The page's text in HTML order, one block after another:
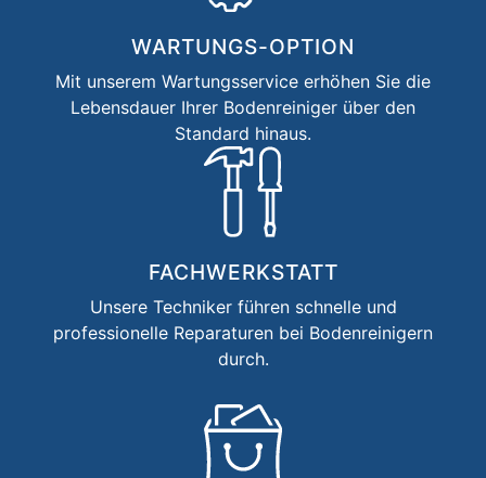
WARTUNGS-OPTION
Mit unserem Wartungsservice erhöhen Sie die
Lebensdauer Ihrer Boden­reiniger über den
Standard hinaus.
FACHWERKSTATT
Unsere Techniker führen schnelle und
professionelle Reparaturen bei Bodenreinigern
durch.